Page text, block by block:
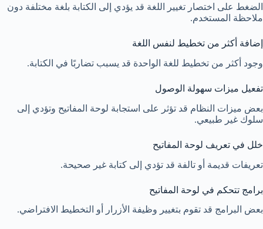
الضغط على اختصار تغيير اللغة قد يؤدي إلى الكتابة بلغة مختلفة دون
ملاحظة المستخدم.
إضافة أكثر من تخطيط لنفس اللغة
وجود أكثر من تخطيط للغة الواحدة قد يسبب تضاربًا في الكتابة.
تفعيل ميزات سهولة الوصول
بعض ميزات النظام قد تؤثر على استجابة لوحة المفاتيح وتؤدي إلى
سلوك غير طبيعي.
خلل في تعريف لوحة المفاتيح
تعريفات قديمة أو تالفة قد تؤدي إلى كتابة غير صحيحة.
برامج تتحكم في لوحة المفاتيح
بعض البرامج قد تقوم بتغيير وظيفة الأزرار أو التخطيط الافتراضي.